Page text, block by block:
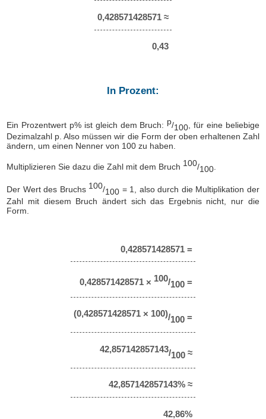
0,428571428571 ≈
0,43
In Prozent:
Ein Prozentwert p% ist gleich dem Bruch: p/100 , für eine beliebige
Dezimalzahl p. Also müssen wir die Form der oben erhaltenen Zahl
ändern, um einen Nenner von 100 zu haben.
Multiplizieren Sie dazu die Zahl mit dem Bruch 100/100
Der Wert des Bruchs 100/100 = 1, also durch die Multiplikation der
Zahl mit diesem Bruch ändert sich das Ergebnis nicht, nur die
Form.
0,428571428571 =
0,428571428571 × 100/100 =
(0,428571428571 × 100)/100 =
42,857142857143/100 ≈
42,857142857143% ≈
42,86%